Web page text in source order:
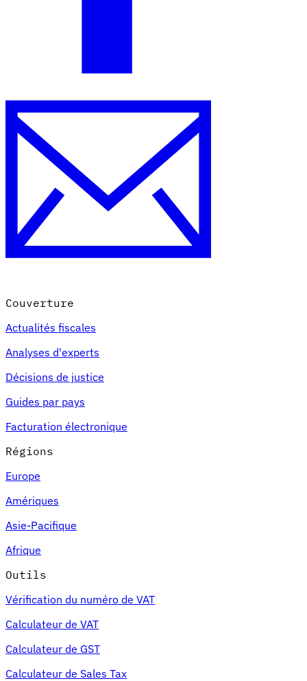
Couverture
Actualités fiscales
Analyses d'experts
Décisions de justice
Guides par pays
Facturation électronique
Régions
Europe
Amériques
Asie-Pacifique
Afrique
Outils
Vérification du numéro de VAT
Calculateur de VAT
Calculateur de GST
Calculateur de Sales Tax